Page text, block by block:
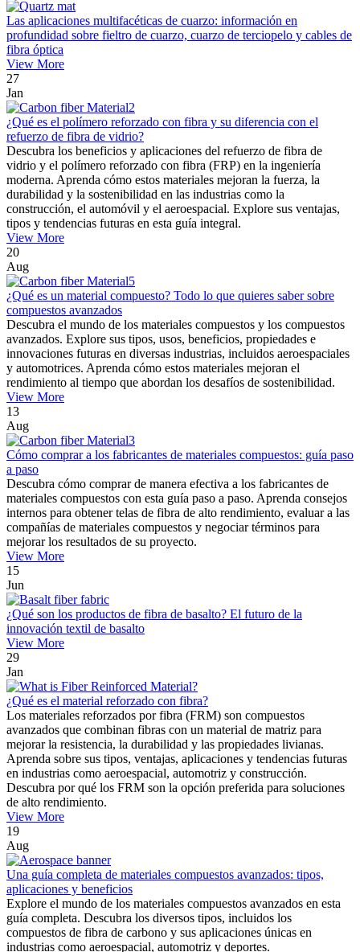
Las aplicaciones multifacéticas de cuarzo: información en
profundidad sobre fieltro de cuarzo, cuarzo de terciopelo y cables de
fibra óptica
View More
27
Jan
¿Qué es el polímero reforzado con fibra y su diferencia con el
refuerzo de fibra de vidrio?
Descubra los beneficios y aplicaciones del refuerzo de fibra de
vidrio y el polímero reforzado con fibra (FRP) en la ingeniería
moderna. Aprenda cómo estos materiales mejoran la fuerza, la
durabilidad y la sostenibilidad en las industrias como la
construcción, el automóvil y el aeroespacial. Explore sus ventajas,
tipos y tendencias futuras en esta guía integral.
View More
20
Aug
¿Qué es un material compuesto? Todo lo que quieres saber sobre
compuestos avanzados
Descubra el mundo de los materiales compuestos y los compuestos
avanzados. Explore sus tipos, usos, beneficios, propiedades e
innovaciones futuras en diversas industrias, incluidos aeroespaciales
y automotrices. Aprenda cómo estos materiales mejoran el
rendimiento al tiempo que abordan los desafíos de sostenibilidad.
View More
13
Aug
Cómo comprar a los fabricantes de materiales compuestos: guía paso
a paso
Descubra cómo comprar de manera efectiva a los fabricantes de
materiales compuestos con esta guía paso a paso. Aprenda consejos
internos para obtener telas de fibra de alto rendimiento, evaluar a las
compañías de materiales compuestos y negociar términos para
mejorar los resultados de su proyecto.
View More
15
Jun
¿Qué son los productos de fibra de basalto? El futuro de la
innovación textil de basalto
View More
29
Jan
¿Qué es el material reforzado con fibra?
Los materiales reforzados por fibra (FRM) son compuestos
avanzados que combinan fibras con un material de matriz para
mejorar la resistencia, la durabilidad y las propiedades livianas.
Aprenda sobre sus tipos, ventajas, aplicaciones y tendencias futuras
en industrias como aeroespacial, automotriz y construcción.
Descubra por qué los FRM son la opción preferida para soluciones
de alto rendimiento.
View More
19
Aug
Una guía completa de materiales compuestos avanzados: tipos,
aplicaciones y beneficios
Explore el mundo de los materiales compuestos avanzados en esta
guía completa. Descubra los diversos tipos, incluidos los
compuestos de fibra de carbono y sus aplicaciones únicas en
industrias como aeroespacial, automotriz y deportes.